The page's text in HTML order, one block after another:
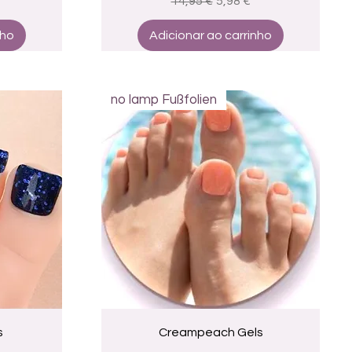
Adicionar ao carrinho
Visualização rápida
no lamp Fußfolien
Creampeach Gels